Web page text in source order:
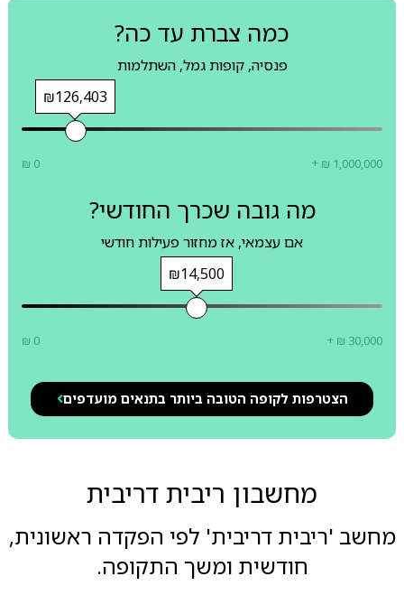
כמה צברת עד כה?
פנסיה, קופות גמל, השתלמות
₪126,403
₪ 0 + ₪ 1,000,000
מה גובה שכרך החודשי?
אם עצמאי, אז מחזור פעילות חודשי
₪14,500
₪ 0 + ₪ 30,000
הצטרפות לקופה הטובה ביותר בתנאים מועדפים
מחשבון ריבית דריבית
מחשב 'ריבית דריבית' לפי הפקדה ראשונית,
חודשית ומשך התקופה.